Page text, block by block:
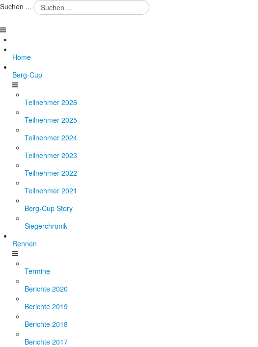
Suchen ...
Home
Berg-Cup
Teilnehmer 2026
Teilnehmer 2025
Teilnehmer 2024
Teilnehmer 2023
Teilnehmer 2022
Teilnehmer 2021
Berg-Cup Story
Siegerchronik
Rennen
Termine
Berichte 2020
Berichte 2019
Berichte 2018
Berichte 2017